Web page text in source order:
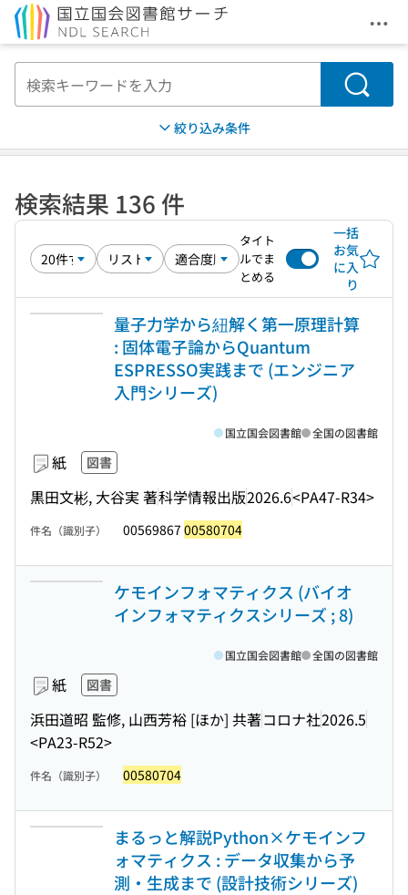
メ
検索
絞り込み条件
検索結果 136 件
タイト
ルでま
とめる
一括
お気
に入
り
量子力学から紐解く第一原理計算
: 固体電子論からQuantum
ESPRESSO実践まで (エンジニア
入門シリーズ)
紙 図書
黒田文彬, 大谷実 著科学情報出版2026.6<PA47-R34>
国立国会図書館 全国の図書館
件名（識別子） 00569867 00580704
ケモインフォマティクス (バイオ
インフォマティクスシリーズ ; 8)
紙 図書
浜田道昭 監修, 山西芳裕 [ほか] 共著コロナ社2026.5
<PA23-R52>
国立国会図書館 全国の図書館
件名（識別子） 00580704
まるっと解説Python×ケモインフ
ォマティクス : データ収集から予
測・生成まで (設計技術シリーズ)